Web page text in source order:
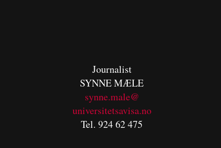
Journalist
SYNNE MÆLE
synne.male@
universitetsavisa.no
Tel. 924 62 475